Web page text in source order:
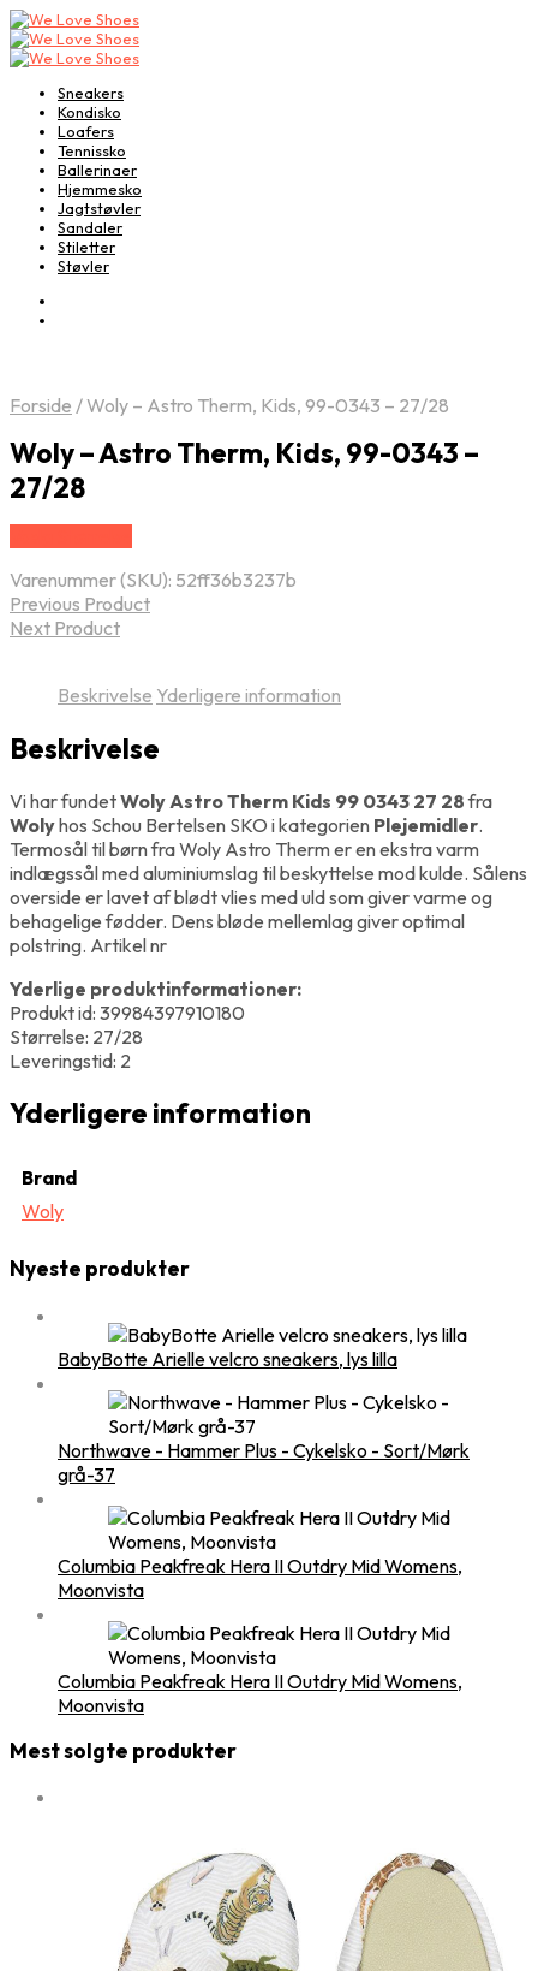
Sneakers
Kondisko
Loafers
Tennissko
Ballerinaer
Hjemmesko
Jagtstøvler
Sandaler
Stiletter
Støvler
Forside /Woly – Astro Therm, Kids, 99-0343 – 27/28
Woly – Astro Therm, Kids, 99-0343 –
27/28
Varenummer (SKU): 52ff36b3237b
Previous Product
Next Product
Beskrivelse Yderligere information
Beskrivelse
Vi har fundetWoly Astro Therm Kids 99 0343 27 28fra
Wolyhos Schou Bertelsen SKO i kategorien Plejemidler.
Termosål til børn fra Woly Astro Therm er en ekstra varm
indlægssål med aluminiumslag til beskyttelse mod kulde. Sålens
overside er lavet af blødt vlies med uld som giver varme og
behagelige fødder. Dens bløde mellemlag giver optimal
polstring. Artikel nr
Yderlige produktinformationer:
Produkt id: 39984397910180
Størrelse: 27/28
Leveringstid: 2
Yderligere information
Brand
Woly
Nyeste produkter
BabyBotte Arielle velcro sneakers, lys lilla
Northwave - Hammer Plus - Cykelsko - Sort/Mørk
grå-37
Columbia Peakfreak Hera II Outdry Mid Womens,
Moonvista
Columbia Peakfreak Hera II Outdry Mid Womens,
Moonvista
Mest solgte produkter